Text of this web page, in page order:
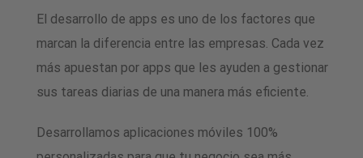
El desarrollo de apps es uno de los factores que
marcan la diferencia entre las empresas. Cada vez
más apuestan por apps que les ayuden a gestionar
sus tareas diarias de una manera más eficiente.
Desarrollamos aplicaciones móviles 100%